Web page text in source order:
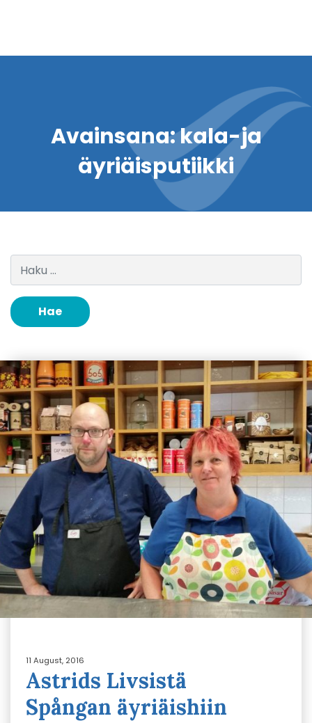
Avainsana:kala-ja
äyriäisputiikki
Haku:
11 August, 2016
Astrids Livsistä
Spångan äyriäishiin